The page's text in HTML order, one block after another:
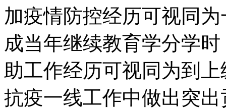
加疫情防控经历可视同
成当年继续教育学分学
助工作经历可视同为到
抗疫一线工作中做出突